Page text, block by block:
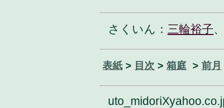
さくいん： 三輪裕子
表紙 > 目次 > 箱庭 > 前月